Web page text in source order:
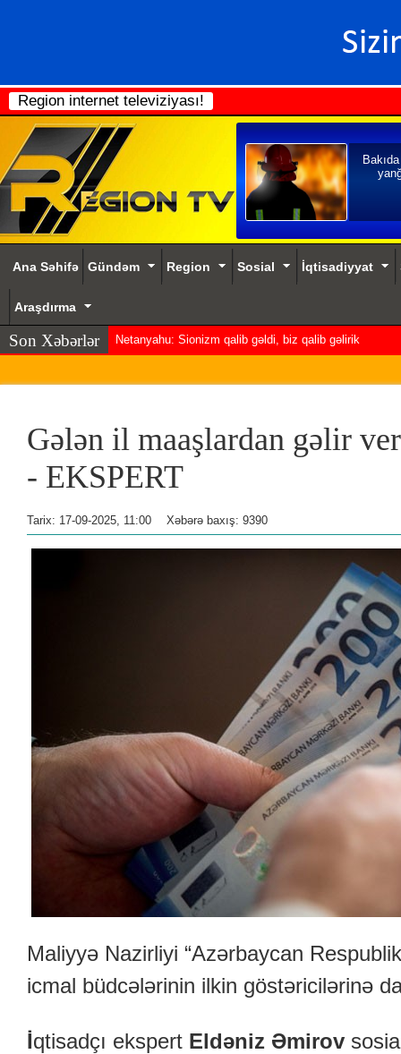
Region internet televiziyası!
Ana Səhifə Gündəm Region Sosial İqtisadiyyat
Araşdırma
Son Xəbərlər Netanyahu: Sionizm qalib gəldi, biz qalib gəlirik
Gələn il maaşlardan gəlir
- EKSPERT
Tarix: 17-09-2025, 11:00 Xəbərə baxış: 9390
Maliyyə Nazirliyi “Azərbaycan
icmal büdcələrinin ilkin göstəricilərinə
İqtisadçı ekspert Eldəniz Əmirov